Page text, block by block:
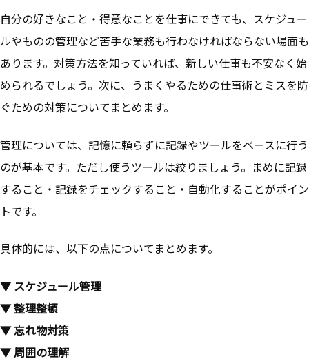
自分の好きなこと・得意なことを仕事にできても、スケジュー
ルやものの管理など苦手な業務も行わなければならない場面も
あります。対策方法を知っていれば、新しい仕事も不安なく始
められるでしょう。次に、うまくやるための仕事術とミスを防
ぐための対策についてまとめます。
管理については、 記憶に頼らずに記録やツールをベースに行う
のが基本です。 ただし使うツールは絞りましょう。まめに記録
すること・記録をチェックすること・自動化することがポイン
トです。
具体的には、以下の点についてまとめます。
▼ スケジュール管理
▼ 整理整頓
▼ 忘れ物対策
▼ 周囲の理解